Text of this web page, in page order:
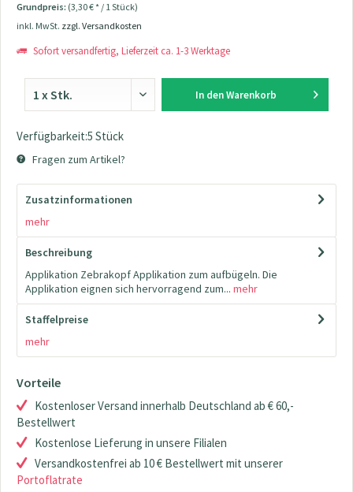
Grundpreis: (3,30 € * / 1 Stück)
inkl. MwSt. zzgl. Versandkosten
Sofort versandfertig, Lieferzeit ca. 1-3 Werktage
In den Warenkorb
Verfügbarkeit:5 Stück
Fragen zum Artikel?
Zusatzinformationen
mehr
Beschreibung
Applikation Zebrakopf Applikation zum aufbügeln. Die
Applikation eignen sich hervorragend zum... mehr
Staffelpreise
mehr
Vorteile
Kostenloser Versand innerhalb Deutschland ab € 60,-
Bestellwert
Kostenlose Lieferung in unsere Filialen
Versandkostenfrei ab 10 € Bestellwert mit unserer
Portoflatrate